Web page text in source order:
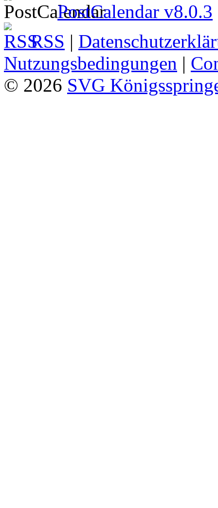
PostCalendar v8.0.3
RSS |
Nutzungsbedingungen |
© 2026 SVG